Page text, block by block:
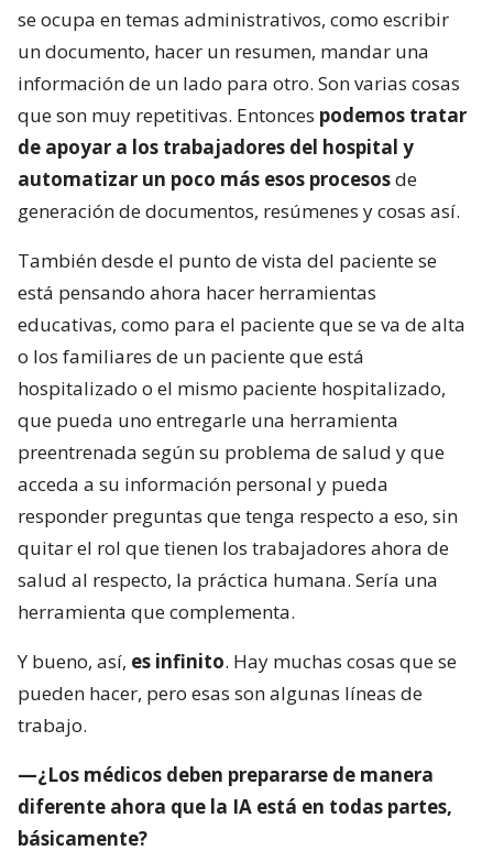
se ocupa en temas administrativos, como escribir
un documento, hacer un resumen, mandar una
información de un lado para otro. Son varias cosas
que son muy repetitivas. Entonces podemos tratar
de apoyar a los trabajadores del hospital y
automatizar un poco más esos procesosde
generación de documentos, resúmenes y cosas así.
También desde el punto de vista del paciente se
está pensando ahora hacer herramientas
educativas, como para el paciente que se va de alta
o los familiares de un paciente que está
hospitalizado o el mismo paciente hospitalizado,
que pueda uno entregarle una herramienta
preentrenada según su problema de salud y que
acceda a su información personal y pueda
responder preguntas que tenga respecto a eso, sin
quitar el rol que tienen los trabajadores ahora de
salud al respecto, la práctica humana. Sería una
herramienta que complementa.
Y bueno, así, es infinito. Hay muchas cosas que se
pueden hacer, pero esas son algunas líneas de
trabajo.
—¿Los médicos deben prepararse de manera
diferente ahora que la IA está en todas partes,
básicamente?